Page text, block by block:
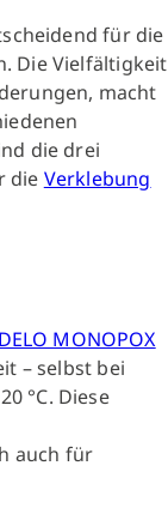
für die
Die Vielfältigkeit
macht
die drei
die Verklebung
DELO MONOPOX
– selbst bei
°C. Diese
auch für